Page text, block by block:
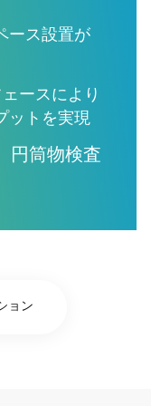
ース設置が
ースにより
ットを実現
円筒物検査
ョン